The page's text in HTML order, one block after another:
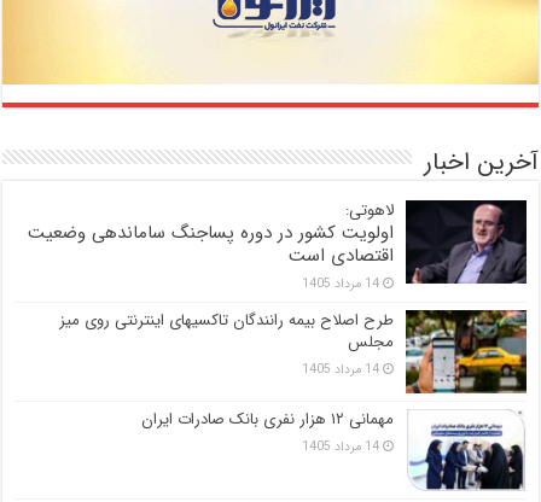
آخرین اخبار
لاهوتی:
اولویت کشور در دوره پساجنگ ساماندهی وضعیت
اقتصادی است
14 مرداد 1405
طرح اصلاح بیمه رانندگان تاکسیهای اینترنتی روی میز
مجلس
14 مرداد 1405
مهمانی ۱۲ هزار نفری بانک صادرات ایران
14 مرداد 1405